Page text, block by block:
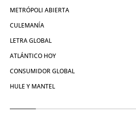
METRÓPOLI ABIERTA
CULEMANÍA
LETRA GLOBAL
ATLÁNTICO HOY
CONSUMIDOR GLOBAL
HULE Y MANTEL